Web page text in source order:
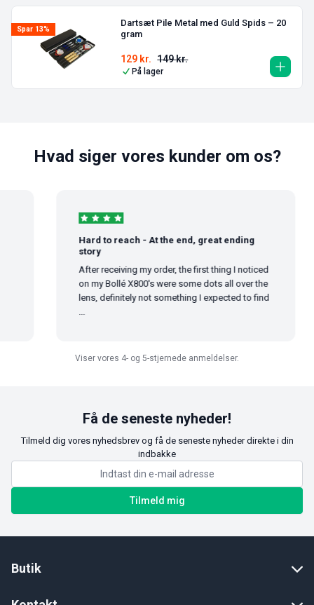
Spar 13%
Dartsæt Pile Metal med Guld Spids – 20
gram
149kr.
129 kr.
På lager
Hvad siger vores kunder om os?
Hard to reach - At the end, great ending
story
After receiving my order, the first thing I noticed
on my Bollé X800's were some dots all over the
lens, definitely not something I expected to find
Viser vores 4- og 5-stjernede anmeldelser.
Få de seneste nyheder!
Tilmeld dig vores nyhedsbrev og få de seneste nyheder direkte i din
indbakke
Tilmeld mig
Butik